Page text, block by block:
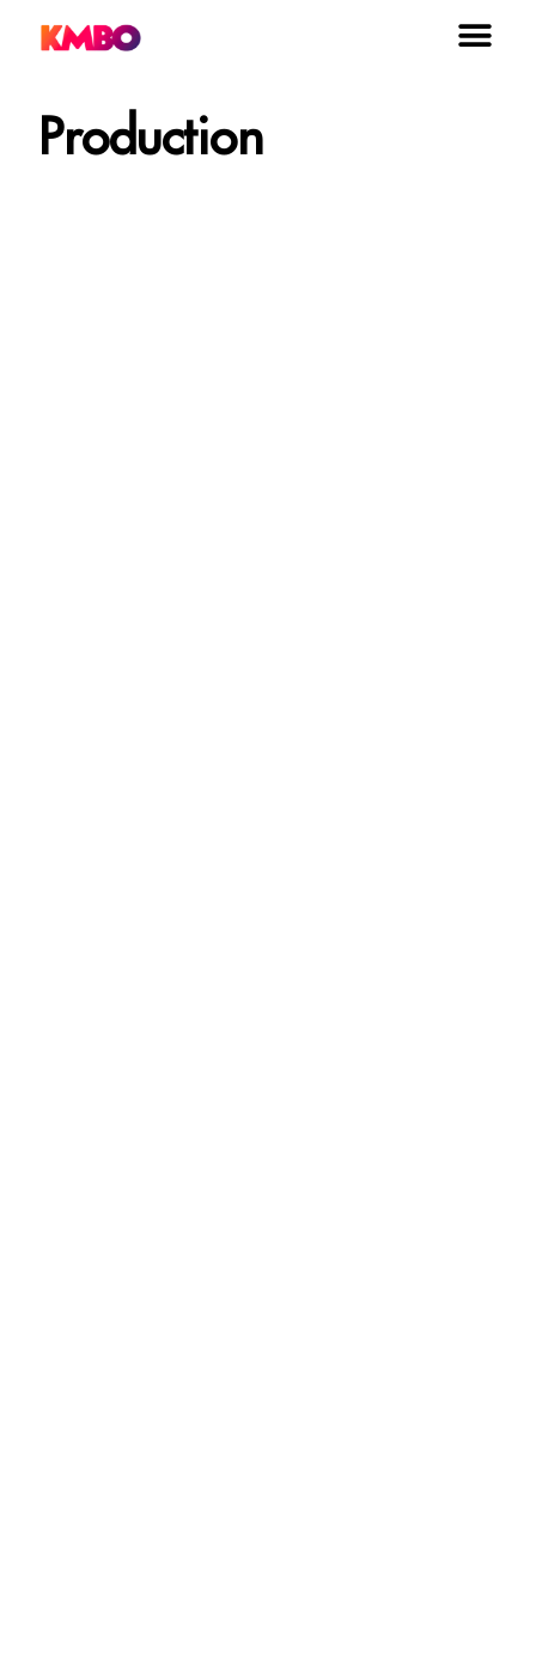
Production